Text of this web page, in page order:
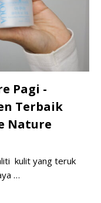
Pagi -
Terbaik
Nature
kulit yang teruk
…